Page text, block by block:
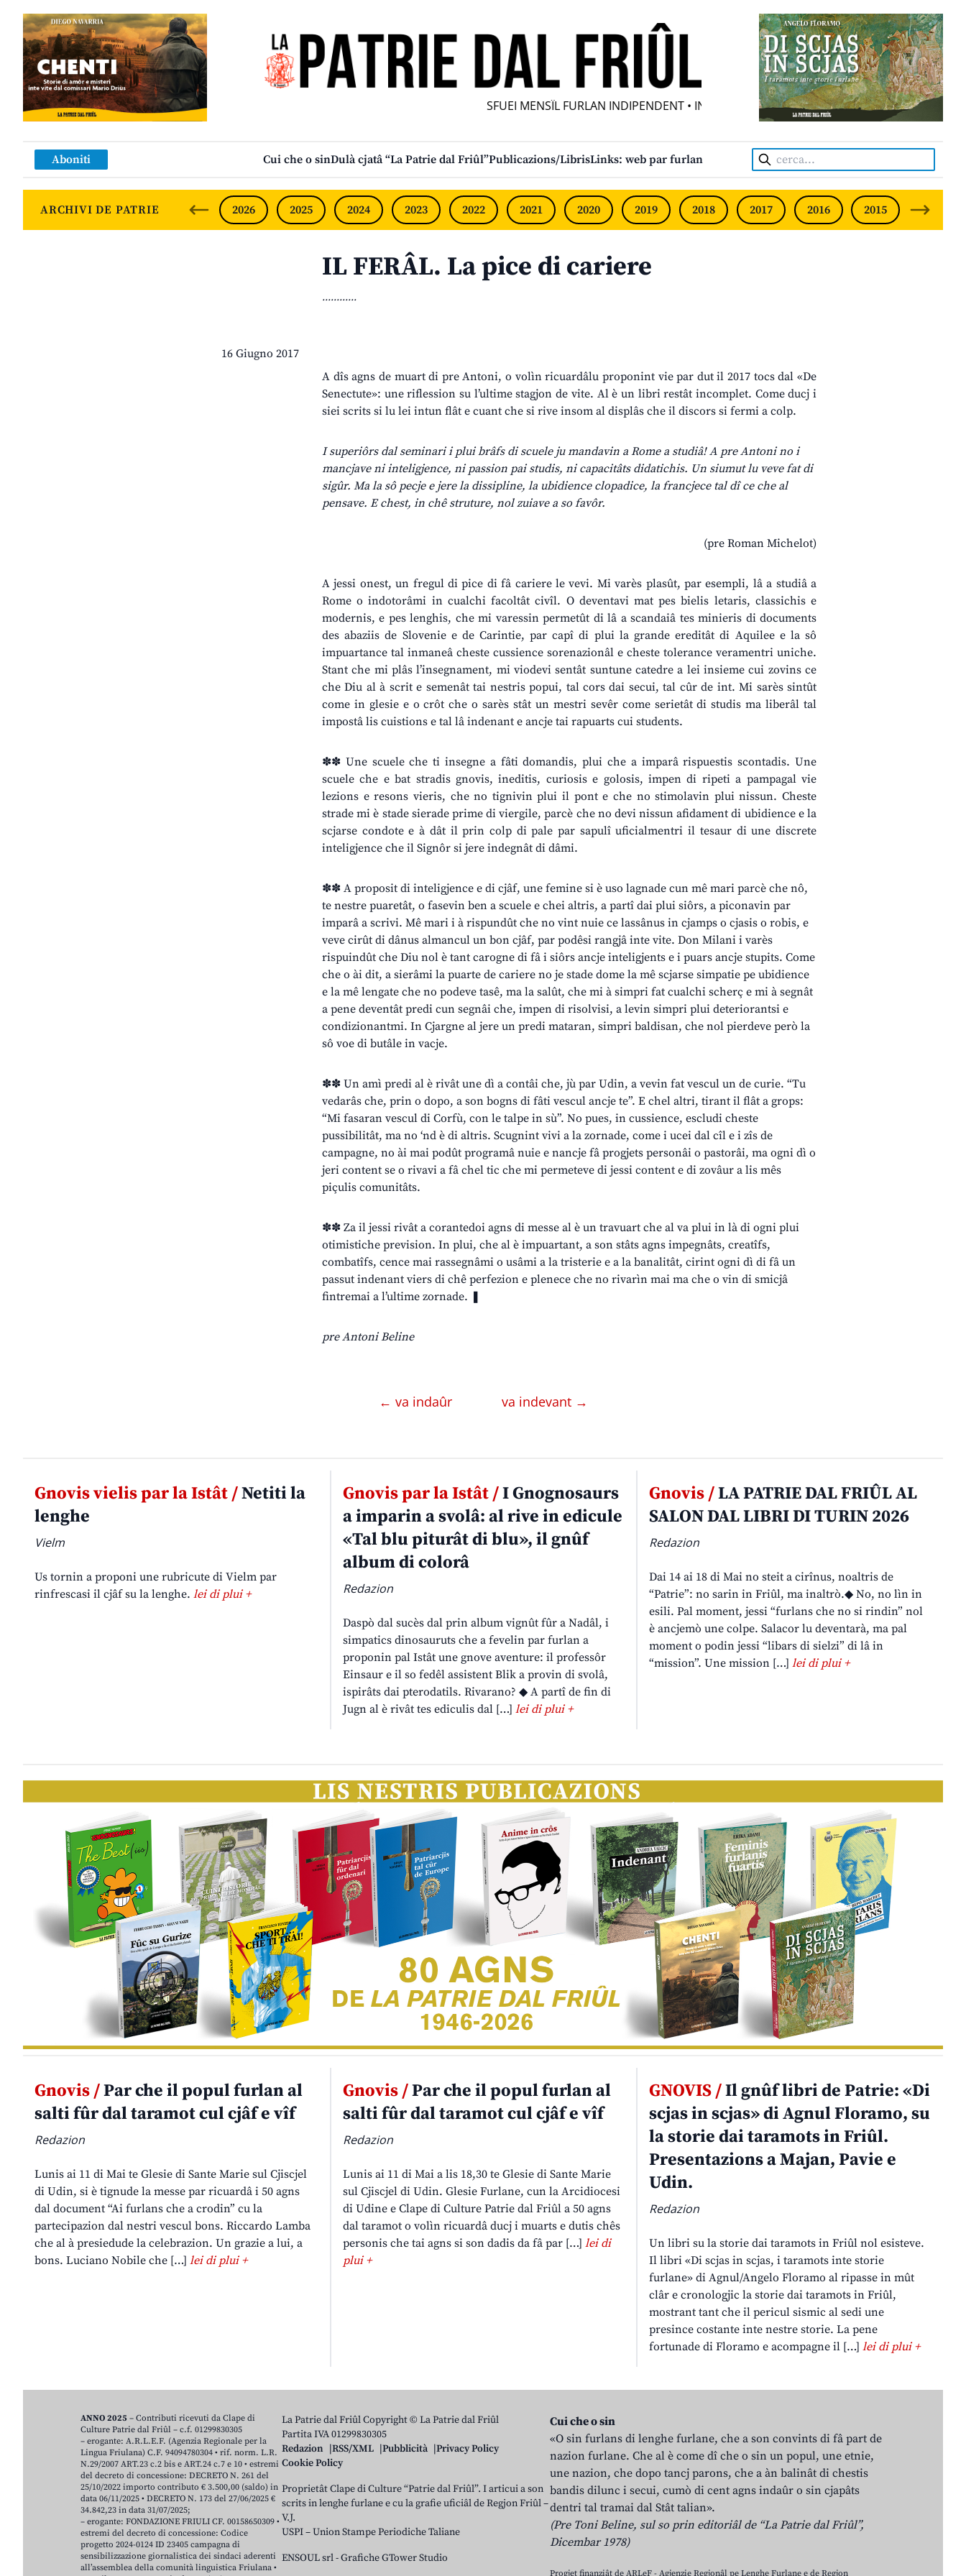
SFUEI MENSÎL FURLAN INDIPENDENT • INDEPENDENT FRIULIAN MONTHLY • NEODVISNI
Aboniti Cui che o sinDulà cjatâ “La Patrie dal Friûl”Publicazions/LibrisLinks: web par furlan Cerca:
ARCHIVI DE PATRIE 2026 2025 2024 2023 2022 2021 2020 2019 2018 2017 2016 2015 2014
IL FERÂL. La pice di cariere
............
16 Giugno 2017
A dîs agns de muart di pre Antoni, o volìn ricuardâlu proponint vie par dut il 2017 tocs dal «De
Senectute»: une riflession su l’ultime stagjon de vite. Al è un libri restât incomplet. Come ducj i
siei scrits si lu lei intun flât e cuant che si rive insom al displâs che il discors si fermi a colp.
I superiôrs dal seminari i plui brâfs di scuele ju mandavin a Rome a studiâ! A pre Antoni no i
mancjave ni inteligjence, ni passion pai studis, ni capacitâts didatichis. Un siumut lu veve fat di
sigûr. Ma la sô pecje e jere la dissipline, la ubidience clopadice, la francjece tal dî ce che al
pensave. E chest, in chê struture, nol zuiave a so favôr.
(pre Roman Michelot)
A jessi onest, un fregul di pice di fâ cariere le vevi. Mi varès plasût, par esempli, lâ a studiâ a
Rome o indotorâmi in cualchi facoltât civîl. O deventavi mat pes bielis letaris, classichis e
modernis, e pes lenghis, che mi varessin permetût di lâ a scandaiâ tes minieris di documents
des abaziis de Slovenie e de Carintie, par capî di plui la grande ereditât di Aquilee e la sô
impuartance tal inmaneâ cheste cussience sorenazionâl e cheste tolerance veramentri uniche.
Stant che mi plâs l’insegnament, mi viodevi sentât suntune catedre a lei insieme cui zovins ce
che Diu al à scrit e semenât tai nestris popui, tal cors dai secui, tal cûr de int. Mi sarès sintût
come in glesie e o crôt che o sarès stât un mestri sevêr come serietât di studis ma liberâl tal
impostâ lis cuistions e tal lâ indenant e ancje tai rapuarts cui students.
✽✽ Une scuele che ti insegne a fâti domandis, plui che a imparâ rispuestis scontadis. Une
scuele che e bat stradis gnovis, ineditis, curiosis e golosis, impen di ripeti a pampagal vie
lezions e resons vieris, che no tignivin plui il pont e che no stimolavin plui nissun. Cheste
strade mi è stade sierade prime di viergile, parcè che no devi nissun afidament di ubidience e la
scjarse condote e à dât il prin colp di pale par sapulî uficialmentri il tesaur di une discrete
inteligjence che il Signôr si jere indegnât di dâmi.
✽✽ A proposit di inteligjence e di cjâf, une femine si è uso lagnade cun mê mari parcè che nô,
te nestre puaretât, o fasevin ben a scuele e chei altris, a partî dai plui siôrs, a piconavin par
imparâ a scrivi. Mê mari i à rispundût che no vint nuie ce lassânus in cjamps o cjasis o robis, e
veve cirût di dânus almancul un bon cjâf, par podêsi rangjâ inte vite. Don Milani i varès
rispuindût che Diu nol è tant carogne di fâ i siôrs ancje inteligjents e i puars ancje stupits. Come
che o ài dit, a sierâmi la puarte de cariere no je stade dome la mê scjarse simpatie pe ubidience
e la mê lengate che no podeve tasê, ma la salût, che mi à simpri fat cualchi scherç e mi à segnât
a pene deventât predi cun segnâi che, impen di risolvisi, a levin simpri plui deteriorantsi e
condizionantmi. In Cjargne al jere un predi mataran, simpri baldisan, che nol pierdeve però la
sô voe di butâle in vacje.
✽✽ Un amì predi al è rivât une dì a contâi che, jù par Udin, a vevin fat vescul un de curie. “Tu
vedarâs che, prin o dopo, a son bogns di fâti vescul ancje te”. E chel altri, tirant il flât a grops:
“Mi fasaran vescul di Corfù, con le talpe in sù”. No pues, in cussience, escludi cheste
pussibilitât, ma no ‘nd è di altris. Scugnint vivi a la zornade, come i ucei dal cîl e i zîs de
campagne, no ài mai podût programâ nuie e nancje fâ progjets personâi o pastorâi, ma ogni dì o
jeri content se o rivavi a fâ chel tic che mi permeteve di jessi content e di zovâur a lis mês
piçulis comunitâts.
✽✽ Za il jessi rivât a corantedoi agns di messe al è un travuart che al va plui in là di ogni plui
otimistiche prevision. In plui, che al è impuartant, a son stâts agns impegnâts, creatîfs,
combatîfs, cence mai rassegnâmi o usâmi a la tristerie e a la banalitât, cirint ogni dì di fâ un
passut indenant viers di chê perfezion e plenece che no rivarìn mai ma che o vin di smicjâ
fintremai a l’ultime zornade. ❚
pre Antoni Beline
← va indaûr va indevant →
Gnovis vielis par la Istât /Netiti la
lenghe
Vielm
Us tornin a proponi une rubricute di Vielm par
rinfrescasi il cjâf su la lenghe. lei di plui +
Gnovis par la Istât /I Gnognosaurs
a imparin a svolâ: al rive in edicule
«Tal blu piturât di blu», il gnûf
album di colorâ
Redazion
Daspò dal sucès dal prin album vignût fûr a Nadâl, i
simpatics dinosauruts che a fevelin par furlan a
proponin pal Istât une gnove aventure: il professôr
Einsaur e il so fedêl assistent Blik a provin di svolâ,
ispirâts dai pterodatils. Rivarano? ◆ A partî de fin di
Jugn al è rivât tes ediculis dal […] lei di plui +
Gnovis /LA PATRIE DAL FRIÛL AL
SALON DAL LIBRI DI TURIN 2026
Redazion
Dai 14 ai 18 di Mai no steit a cirînus, noaltris de
“Patrie”: no sarin in Friûl, ma inaltrò.◆ No, no lìn in
esili. Pal moment, jessi “furlans che no si rindin” nol
è ancjemò une colpe. Salacor lu deventarà, ma pal
moment o podin jessi “libars di sielzi” di lâ in
“mission”. Une mission […]lei di plui +
Gnovis /Par che il popul furlan al
salti fûr dal taramot cul cjâf e vîf
Redazion
Lunis ai 11 di Mai te Glesie di Sante Marie sul Cjiscjel
di Udin, si è tignude la messe par ricuardâ i 50 agns
dal document “Ai furlans che a crodin” cu la
partecipazion dal nestri vescul bons. Riccardo Lamba
che al à presiedude la celebrazion. Un grazie a lui, a
bons. Luciano Nobile che […] lei di plui +
Gnovis /Par che il popul furlan al
salti fûr dal taramot cul cjâf e vîf
Redazion
Lunis ai 11 di Mai a lis 18,30 te Glesie di Sante Marie
sul Cjiscjel di Udin. Glesie Furlane, cun la Arcidiocesi
di Udine e Clape di Culture Patrie dal Friûl a 50 agns
dal taramot o volìn ricuardâ ducj i muarts e dutis chês
personis che tai agns si son dadis da fâ par […] lei di
plui +
GNOVIS /Il gnûf libri de Patrie: «Di
scjas in scjas» di Agnul Floramo, su
la storie dai taramots in Friûl.
Presentazions a Majan, Pavie e
Udin.
Redazion
Un libri su la storie dai taramots in Friûl nol esisteve.
Il libri «Di scjas in scjas, i taramots inte storie
furlane» di Agnul/Angelo Floramo al ripasse in mût
clâr e cronologjic la storie dai taramots in Friûl,
mostrant tant che il pericul sismic al sedi une
presince costante inte nestre storie. La pene
fortunade di Floramo e acompagne il […]lei di plui +
La Patrie dal Friûl Copyright © La Patrie dal Friûl
Partita IVA 01299830305
Redazion
RSS/XML Pubblicità
Privacy Policy
Cookie Policy
Proprietât Clape di Culture “Patrie dal Friûl”. I articui a son
scrits in lenghe furlane e cu la grafie uficiâl de Regjon Friûl –
V.J.
USPI – Union Stampe Periodiche Taliane
ENSOUL srl-Grafiche GTower Studio
Cui che o sin
«O sin furlans di lenghe furlane, che a son convints di fâ part de
nazion furlane. Che al è come dî che o sin un popul, une etnie,
une nazion, che dopo tancj parons, che a àn balinât di chestis
bandis dilunc i secui, cumò di cent agns indaûr o sin cjapâts
dentri tal tramai dal Stât talian».
(Pre Toni Beline, sul so prin editoriâl de “La Patrie dal Friûl”,
Dicembar 1978)
Progjet finanziât de ARLeF - Agjenzie Regjonâl pe Lenghe Furlane e de Regjon
ANNO 2025 – Contributi ricevuti da Clape di
Culture Patrie dal Friûl – c.f. 01299830305
– erogante: A.R.L.E.F. (Agenzia Regionale per la
Lingua Friulana) C.F. 94094780304 • rif. norm. L.R.
N.29/2007 ART.23 c.2 bis e ART.24 c.7 e 10 • estremi
del decreto di concessione: DECRETO N. 261 del
25/10/2022 importo contributo € 3.500,00 (saldo) in
data 06/11/2025 • DECRETO N. 173 del 27/06/2025 €
34.842,23 in data 31/07/2025;
– erogante: FONDAZIONE FRIULI CF. 00158650309 •
estremi del decreto di concessione: Codice
progetto 2024-0124 ID 23405 campagna di
sensibilizzazione giornalistica dei sindaci aderenti
all’assemblea della comunità linguistica Friulana •